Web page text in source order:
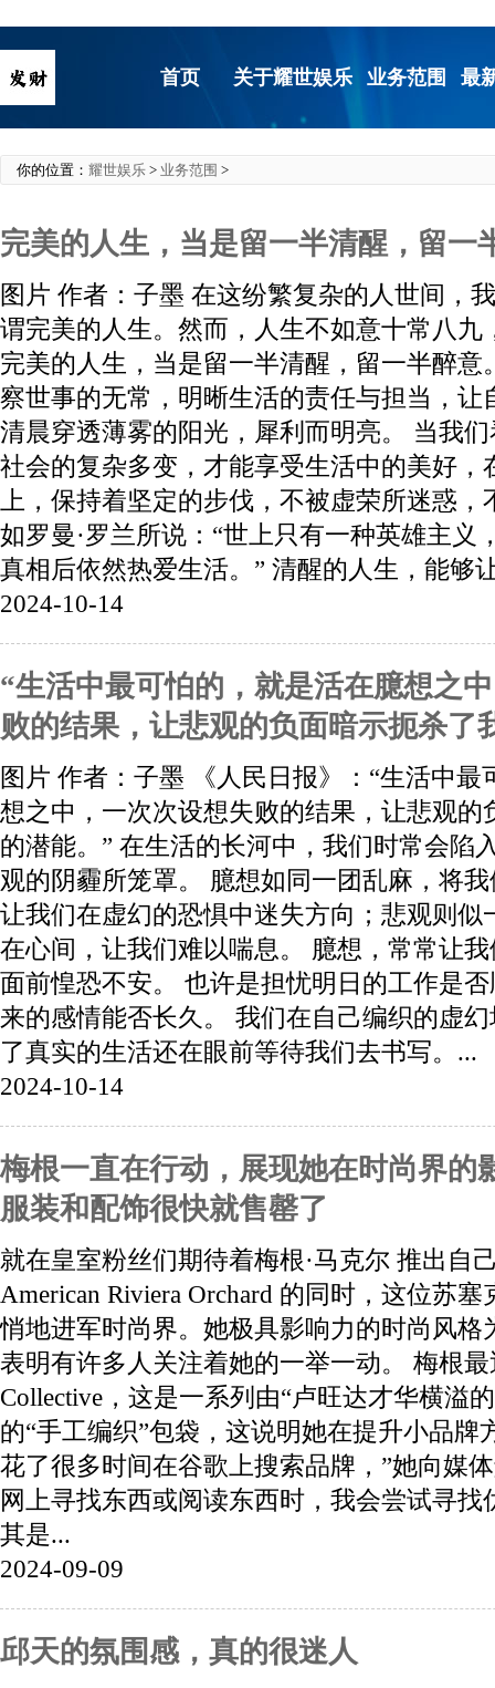
首页 关于耀世娱乐 业务范围 最
你的位置： 耀世娱乐 > 业务范围 >
完美的人生，当是留一半清醒，留一
图片 作者：子墨 在这纷繁复杂的人世间，
谓完美的人生。然而，人生不如意十常八九
完美的人生，当是留一半清醒，留一半醉意
察世事的无常，明晰生活的责任与担当，让
清晨穿透薄雾的阳光，犀利而明亮。 当我
社会的复杂多变，才能享受生活中的美好，
上，保持着坚定的步伐，不被虚荣所迷惑，
如罗曼·罗兰所说：“世上只有一种英雄主义
真相后依然热爱生活。” 清醒的人生，能够
2024-10-14
“生活中最可怕的，就是活在臆想之
败的结果，让悲观的负面暗示扼杀了
图片 作者：子墨 《人民日报》：“生活中最
想之中，一次次设想失败的结果，让悲观的
的潜能。” 在生活的长河中，我们时常会陷
观的阴霾所笼罩。 臆想如同一团乱麻，将
让我们在虚幻的恐惧中迷失方向；悲观则似
在心间，让我们难以喘息。 臆想，常常让
面前惶恐不安。 也许是担忧明日的工作是
来的感情能否长久。 我们在自己编织的虚
了真实的生活还在眼前等待我们去书写。...
2024-10-14
梅根一直在行动，展现她在时尚界的
服装和配饰很快就售罄了
就在皇室粉丝们期待着梅根·马克尔 推出自
American Riviera Orchard 的同时，这位苏
悄地进军时尚界。她极具影响力的时尚风格
表明有许多人关注着她的一举一动。 梅根最
Collective，这是一系列由“卢旺达才华横溢
的“手工编织”包袋，这说明她在提升小品牌
花了很多时间在谷歌上搜索品牌，”她向媒
网上寻找东西或阅读东西时，我会尝试寻找
其是...
2024-09-09
邱天的氛围感，真的很迷人